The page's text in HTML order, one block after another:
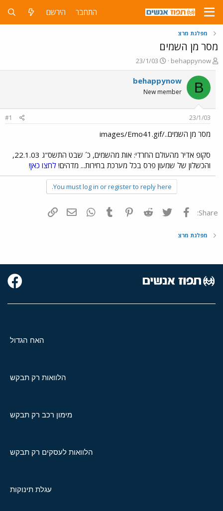
התחבר הירשם
מפלגת מרצ
מסר מן השמים
פ
ו
ת
ח
ה
ש
א
behappynow
פ
ו
ר
ס
ם
ר
23/1/03
B
behappynow
New member
23/1/03
#1
מסר מן השמים../images/Emo41.gif
סקופ אדיר מהעולם החרדי: אות מהשמים, כ´ שבט התשס"ג 22.1.03,
והכשלון של שמעון פרס בכל מערכת בחירות... מדהים! לחצו כאן!
You must log in or register to reply here.
Share: פייסבוק Twitter
Reddit
Pinterest
Tumblr
WhatsAppדואר אלקטרוני
מפלגת מרצ
האח הגדול
הלוואות רק תבקש
מימון רכב רק תבקש
הלוואות לעסקים רק תבקש
עגלת תינוקות